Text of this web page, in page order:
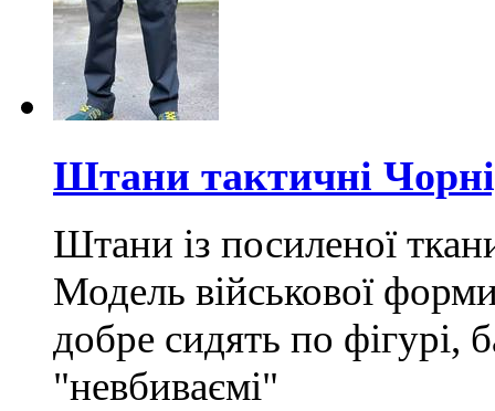
Штани тактичні
Штани із посиленої
Модель військової
добре сидять по фігурі,
"невбиваємі"